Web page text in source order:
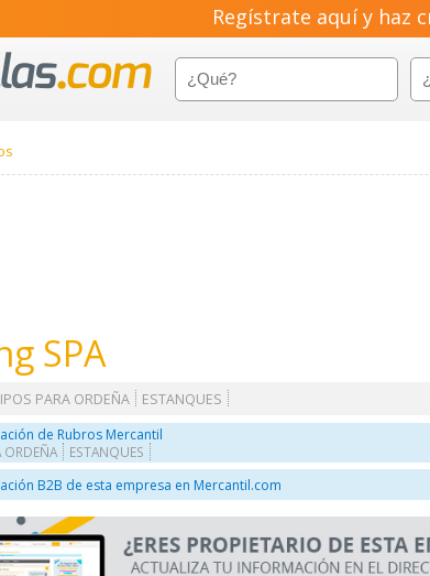
Regístrate aquí y haz
SPA
PARA ORDEÑA
ESTANQUES
de Rubros Mercantil
ORDEÑA ESTANQUES
B2B de esta empresa en Mercantil.com